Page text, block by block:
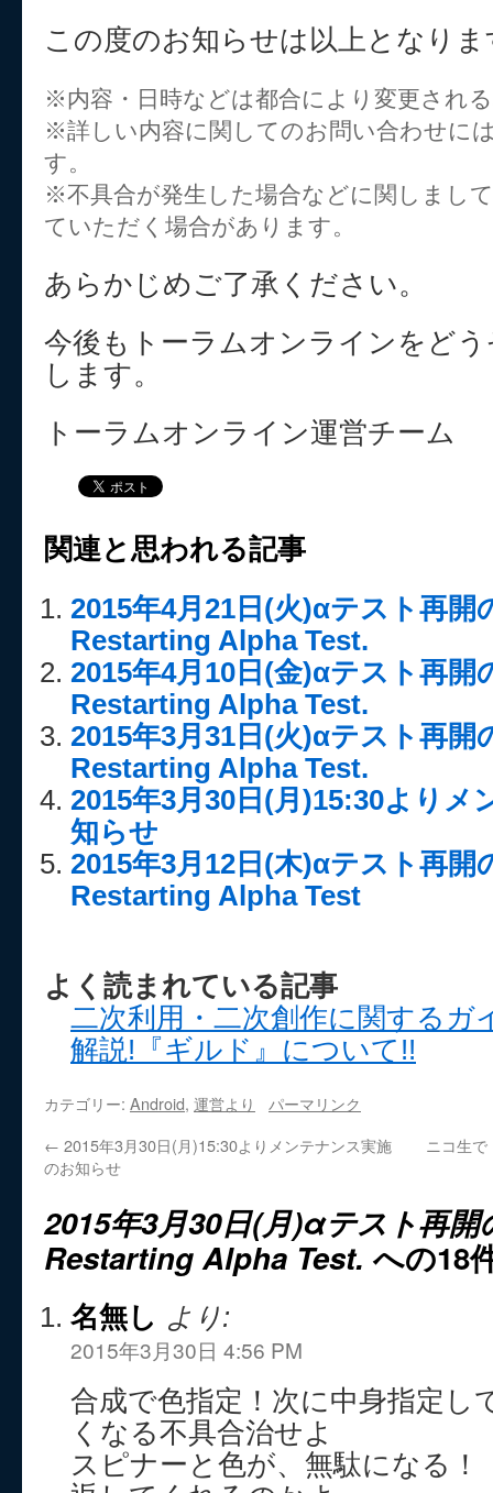
この度のお知らせは以上となりま
※内容・日時などは都合により変更され
※詳しい内容に関してのお問い合わせに
す。
※不具合が発生した場合などに関しまし
ていただく場合があります。
あらかじめご了承ください。
今後もトーラムオンラインをど
します。
トーラムオンライン運営チーム
関連と思われる記事
2015年4月21日(火)αテスト再開
Restarting Alpha Test.
2015年4月10日(金)αテスト再開
Restarting Alpha Test.
2015年3月31日(火)αテスト再開
Restarting Alpha Test.
2015年3月30日(月)15:30よりメ
知らせ
2015年3月12日(木)αテスト再開
Restarting Alpha Test
よく読まれている記事
二次利用・二次創作に関するガ
解説!『ギルド』について!!
カテゴリー: Android, 運営より
パーマリンク
← 2015年3月30日(月)15:30よりメンテナンス実施
のお知らせ
ニコ生
2015年3月30日(月)αテスト再開
Restarting Alpha Test. への18
名無し より:
2015年3月30日 4:56 PM
合成で色指定！次に中身指定し
くなる不具合治せよ
スピナーと色が、無駄になる！